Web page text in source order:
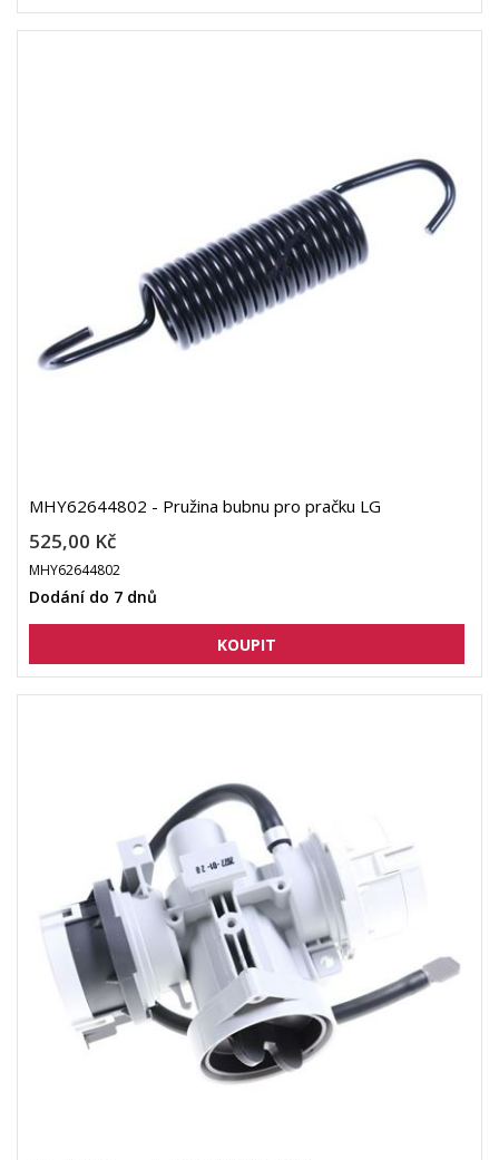
MHY62644802 - Pružina bubnu pro pračku LG
525,00 Kč
MHY62644802
Dodání do 7 dnů